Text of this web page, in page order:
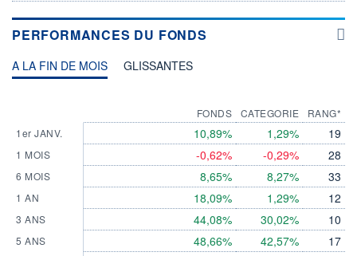
PERFORMANCES DU FONDS
A LA FIN DE MOIS GLISSANTES
1er JANV.
1 MOIS
6 MOIS
1 AN
3 ANS
5 ANS
FONDS
10,89%
-0,62%
8,65%
18,09%
44,08%
48,66%
CATEGORIE
1,29%
-0,29%
8,27%
1,29%
30,02%
42,57%
RANG*
19
28
33
12
10
17